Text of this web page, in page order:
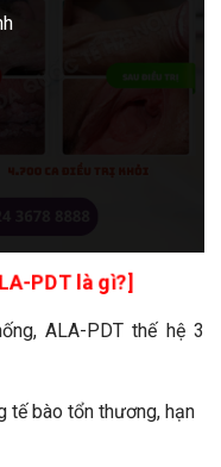
PDT là gì?]
ALA-PDT thế hệ 3
tế bào tổn thương, hạn